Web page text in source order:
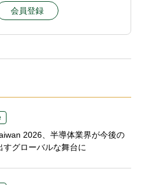
会員登録
2026、半導体業界が今後の
すグローバルな舞台に